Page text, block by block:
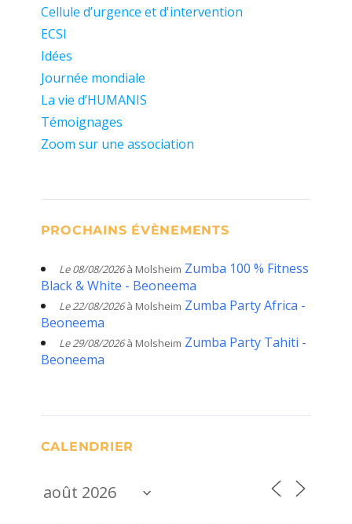
Cellule d’urgence et d'intervention
ECSI
Idées
Journée mondiale
La vie d’HUMANIS
Témoignages
Zoom sur une association
PROCHAINS ÉVÈNEMENTS
Le 08/08/2026à Molsheim Zumba 100 % Fitness
Black & White - Beoneema
Le 22/08/2026à Molsheim Zumba Party Africa -
Beoneema
Le 29/08/2026à Molsheim Zumba Party Tahiti -
Beoneema
CALENDRIER